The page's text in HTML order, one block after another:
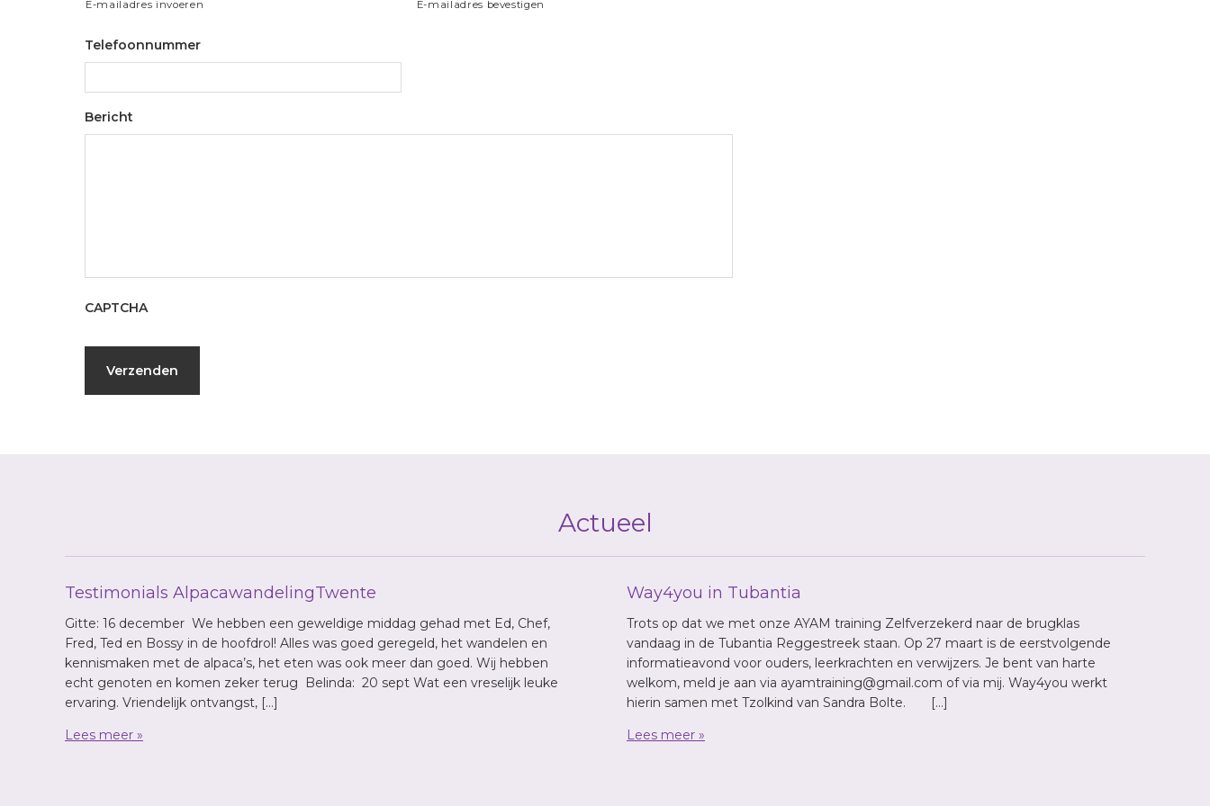
E-mailadres invoeren E-mailadres bevestigen
Telefoonnummer
Bericht
CAPTCHA
Actueel
Testimonials AlpacawandelingTwente
Gitte: 16 december We hebben een geweldige middag gehad met Ed, Chef,
Fred, Ted en Bossy in de hoofdrol! Alles was goed geregeld, het wandelen en
kennismaken met de alpaca’s, het eten was ook meer dan goed. Wij hebben
echt genoten en komen zeker terug Belinda: 20 sept Wat een vreselijk leuke
ervaring. Vriendelijk ontvangst, […]
Lees meer »
Way4you in Tubantia
Trots op dat we met onze AYAM training Zelfverzekerd naar de brugklas
vandaag in de Tubantia Reggestreek staan. Op 27 maart is de eerstvolgende
informatieavond voor ouders, leerkrachten en verwijzers. Je bent van harte
welkom, meld je aan via ayamtraining@gmail.com of via mij. Way4you werkt
hierin samen met Tzolkind van Sandra Bolte. […]
Lees meer »